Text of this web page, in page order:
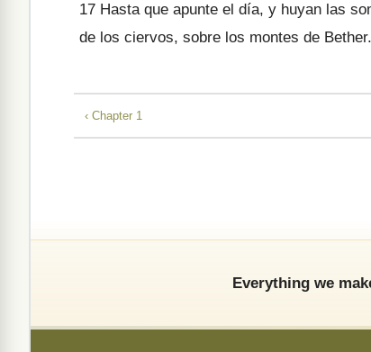
17 Hasta que apunte el día, y huyan las
de los ciervos, sobre los montes de Bether.
‹ Chapter 1
Everything we